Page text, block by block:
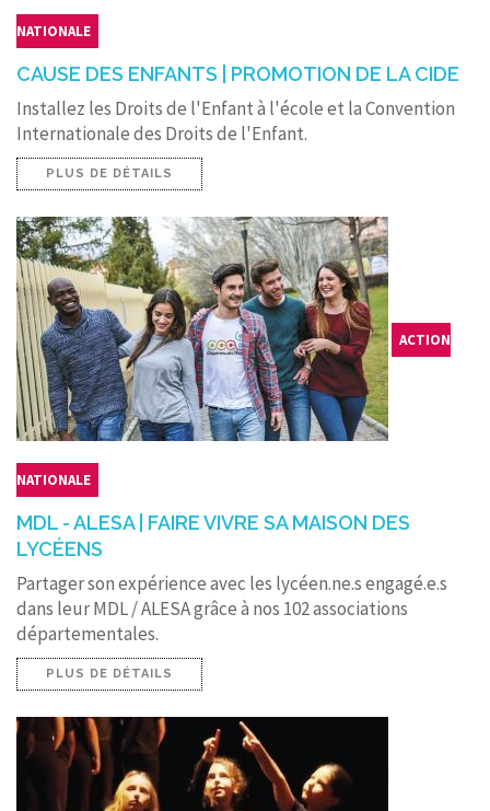
NATIONALE
CAUSE DES ENFANTS | PROMOTION DE LA CIDE
Installez les Droits de l'Enfant à l'école et la Convention
Internationale des Droits de l'Enfant.
PLUS DE DÉTAILS
ACTION
NATIONALE
MDL - ALESA | FAIRE VIVRE SA MAISON DES
LYCÉENS
Partager son expérience avec les lycéen.ne.s engagé.e.s
dans leur MDL / ALESA grâce à nos 102 associations
départementales.
PLUS DE DÉTAILS